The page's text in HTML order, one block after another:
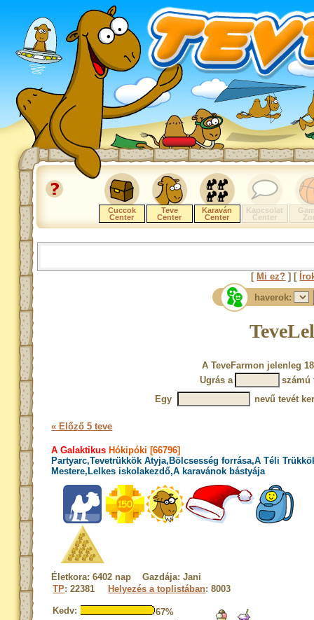
Cuccok
Center
Teve
Center
Karaván
Center
Kapcsolat
Center
[ Mi ez? ] [
haverok:
A TeveFarmon jelenleg
Ugrás a
számú
Egy
nevű tevét
« Előző 5 teve
A Galaktikus Hókipóki [66796]
Partyarc,Tevetrükkök Atyja,Bölcsesség forrása,A Téli
Mestere,Lelkes iskolakezdő,A karavánok bástyája
Életkora: 6402 nap Gazdája: Jani
TP: 22381 Helyezés a toplistában: 8003
Kedv:
67%